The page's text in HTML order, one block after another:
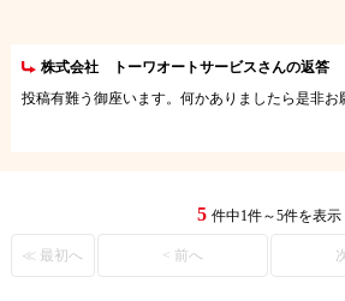
株式会社 トーワオートサービスさんの返答
投稿有難う御座います。何かありましたら是非お
5 件中1件～5件を表示
≪ 最初へ < 前へ